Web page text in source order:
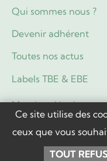
Qui sommes nous ?
Devenir adhérent
Toutes nos actus
Labels TBE & EBE
Mentions légales
Politique de
Ce site utilise des
ceux que vous
TOUT